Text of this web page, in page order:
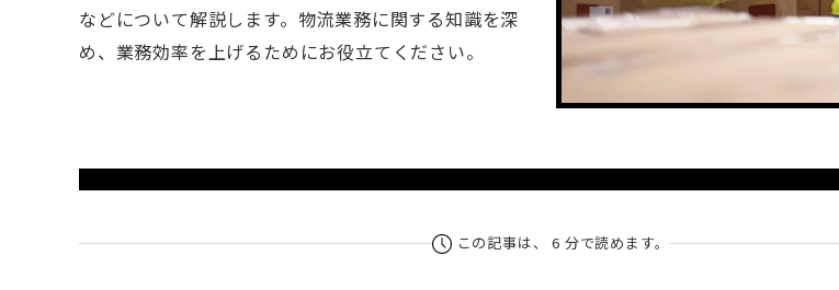
などについて解説します。物流業務に関する知識を深
め、業務効率を上げるためにお役立てください。
この記事は、 6 分で読めます。